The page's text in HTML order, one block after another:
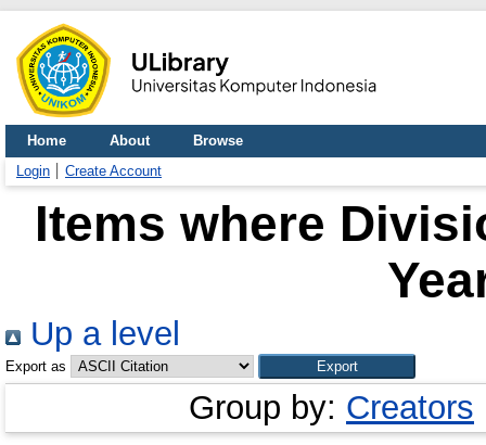
Home About
Browse
Login
Create Account
Items where
Up a level
Export as
Group by: Creators